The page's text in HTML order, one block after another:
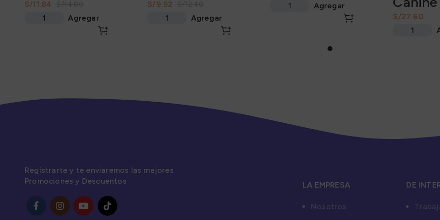
330Gr
S/11.84
Agregar
S/9.92
Agregar
Agregar
S/
Regístrarte y te enviaremos las mejores
Promociones y Descuentos
LA EMPRESA
Nosotros
DE